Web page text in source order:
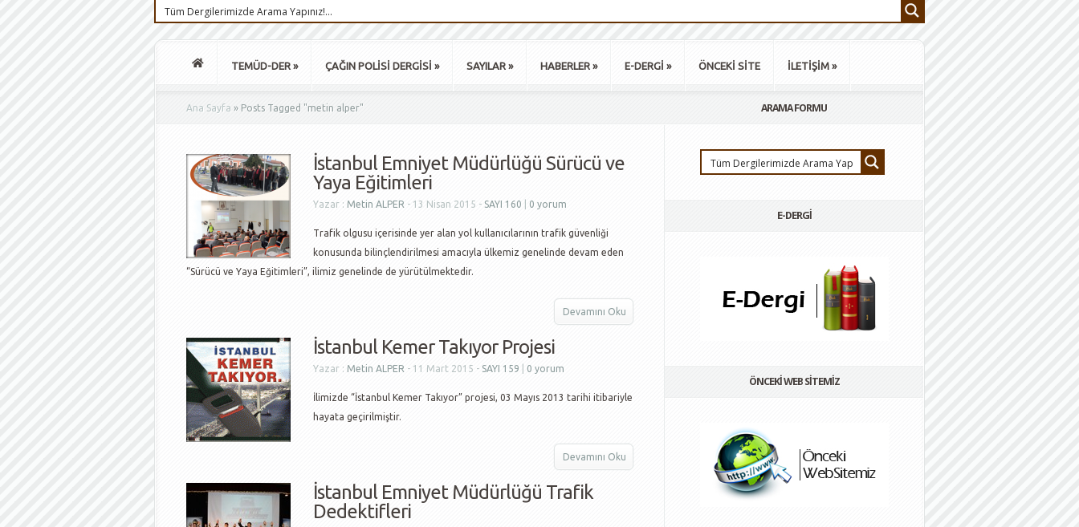
TEMÜD-DER » ÇAĞIN POLİSİ DERGİSİ » SAYILAR » HABERLER » E-DERGİ » ÖNCEKİ SİTE İLETİŞİM »
Ana Sayfa » Posts Tagged "metin alper"
İstanbul Emniyet Müdürlüğü Sürücü ve
Yaya Eğitimleri
Yazar : Metin ALPER - 13 Nisan 2015 - SAYI 160 0 yorum
Trafik olgusu içerisinde yer alan yol kullanıcılarının trafik güvenliği
konusunda bilinçlendirilmesi amacıyla ülkemiz genelinde devam eden
“Sürücü ve Yaya Eğitimleri”, ilimiz genelinde de yürütülmektedir.
Devamını Oku
İstanbul Kemer Takıyor Projesi
Yazar : Metin ALPER - 11 Mart 2015 - SAYI 159 0 yorum
İlimizde “İstanbul Kemer Takıyor” projesi, 03 Mayıs 2013 tarihi itibariyle
hayata geçirilmiştir.
Devamını Oku
İstanbul Emniyet Müdürlüğü Trafik
Dedektifleri
ARAMA FORMU
E-DERGİ
ÖNCEKİ WEB SİTEMİZ